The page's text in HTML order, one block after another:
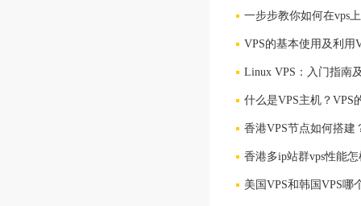
一步步教你如何在vps
VPS的基本使用及利用
Linux VPS：入门指南
什么是VPS主机？VPS
香港VPS节点如何搭建
香港多ip站群vps性能
美国VPS和韩国VPS哪